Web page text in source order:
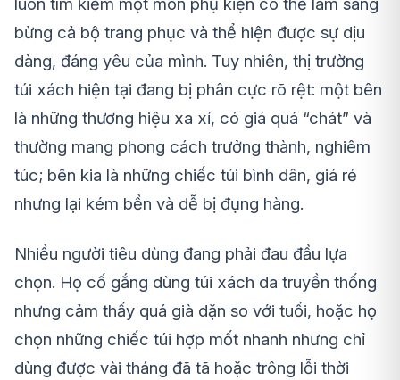
luôn tìm kiếm một món phụ kiện có thể làm sáng
bừng cả bộ trang phục và thể hiện được sự dịu
dàng, đáng yêu của mình. Tuy nhiên, thị trường
túi xách hiện tại đang bị phân cực rõ rệt: một bên
là những thương hiệu xa xỉ, có giá quá “chát” và
thường mang phong cách trưởng thành, nghiêm
túc; bên kia là những chiếc túi bình dân, giá rẻ
nhưng lại kém bền và dễ bị đụng hàng.
Nhiều người tiêu dùng đang phải đau đầu lựa
chọn. Họ cố gắng dùng túi xách da truyền thống
nhưng cảm thấy quá già dặn so với tuổi, hoặc họ
chọn những chiếc túi hợp mốt nhanh nhưng chỉ
dùng được vài tháng đã tã hoặc trông lỗi thời